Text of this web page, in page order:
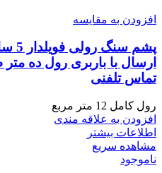
افزودن به مقایسه
تماس تلفنی
رول کامل 12 متر مربع
افزودن به علاقه مندی
اطلاعات بیشتر
مشاهده سریع
ناموجود